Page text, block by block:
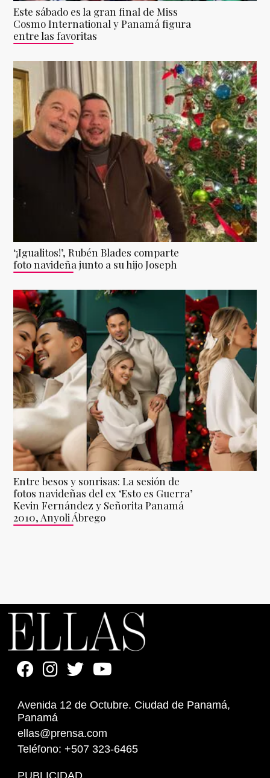
Este sábado es la gran final de Miss
Cosmo International y Panamá figura
entre las favoritas
‘¡Igualitos!’, Rubén Blades comparte
foto navideña junto a su hijo Joseph
Entre besos y sonrisas: La sesión de
fotos navideñas del ex ‘Esto es Guerra’
Kevin Fernández y Señorita Panamá
2010, Anyoli Ábrego
Avenida 12 de Octubre. Ciudad de Panamá,
Panamá
ellas@prensa.com
Teléfono: +507 323-6465